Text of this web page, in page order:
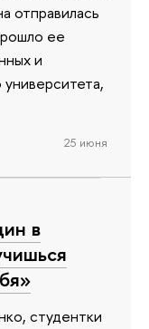
отправилась
ее
и
25 июня
в
студентки